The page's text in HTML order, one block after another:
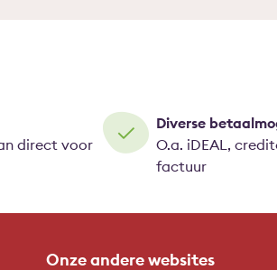
direct voor
Diverse
O.a. iDEAL,
factuur
Onze andere websites